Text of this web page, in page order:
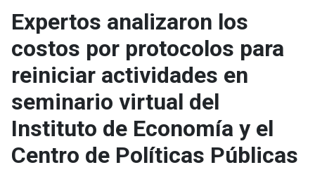
Expertos analizaron los
costos por protocolos para
reiniciar actividades en
seminario virtual del
Instituto de Economía y el
Centro de Políticas Públicas